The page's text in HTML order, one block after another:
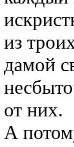
из
дамой
от них.
А